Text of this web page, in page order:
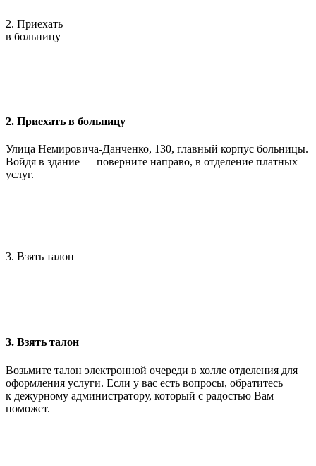
2. Приехать
в больницу
2. Приехать в больницу
Улица Немировича-Данченко, 130, главный корпус больницы.
Войдя в здание — поверните направо, в отделение платных
услуг.
3. Взять талон
3. Взять талон
Возьмите талон электронной очереди в холле отделения для
оформления услуги. Если у вас есть вопросы, обратитесь
к дежурному администратору, который с радостью Вам
поможет.